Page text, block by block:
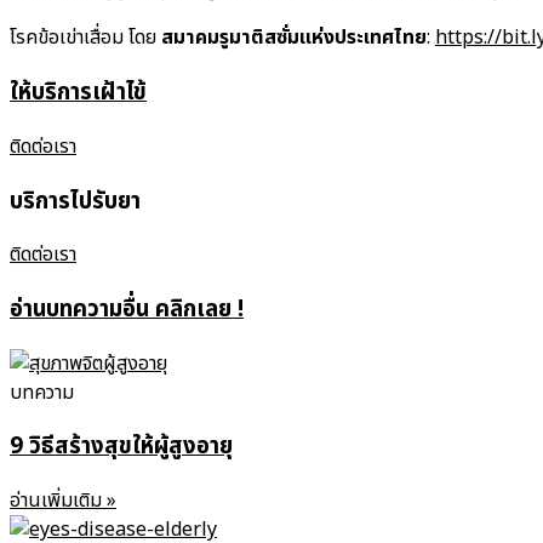
โรคข้อเข่าเสื่อม โดย สมาคมรูมาติสซั่มแห่งประเทศไทย: https://
ให้บริการเฝ้าไข้
ติดต่อเรา
บริการไปรับยา
ติดต่อเรา
อ่านบทความอื่น คลิกเลย !
บทความ
9 วิธีสร้างสุขให้ผู้สูงอายุ
อ่านเพิ่มเติม »